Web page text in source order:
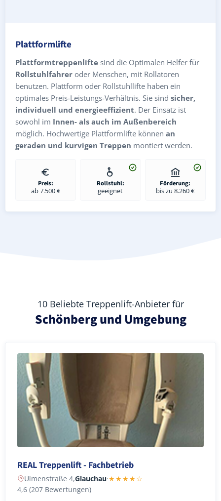
Plattformlifte
Plattformtreppenlifte sind die Optimalen Helfer für
Rollstuhlfahrer oder Menschen, mit Rollatoren
benutzen. Plattform oder Rollstuhllifte haben ein
optimales Preis-Leistungs-Verhältnis. Sie sind sicher,
individuell und energieeffizient. Der Einsatz ist
sowohl im Innen- als auch im Außenbereich
möglich. Hochwertige Plattformlifte können an
geraden und kurvigen Treppen montiert werden.
Preis:
ab 7.500 €
Rollstuhl:
geeignet
Förderung:
bis zu 8.260 €
10 Beliebte Treppenlift-Anbieter für
Schönberg und Umgebung
REAL Treppenlift - Fachbetrieb
Ulmenstraße 4,Glauchau·★★★★☆
4,6 (207 Bewertungen)